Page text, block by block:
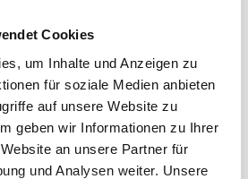
Cookies
um Inhalte und Anzeigen zu
für soziale Medien anbieten
auf unsere Website zu
geben wir Informationen zu Ihrer
an unsere Partner für
und Analysen weiter. Unsere
379,95 €
Preis ab:227,97 €-40
Menge